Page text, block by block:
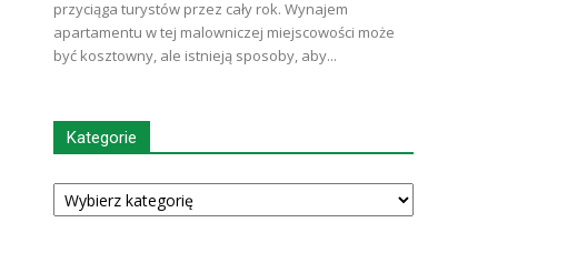
przyciąga turystów przez cały rok. Wynajem
apartamentu w tej malowniczej miejscowości może
być kosztowny, ale istnieją sposoby, aby...
Kategorie
Kategorie